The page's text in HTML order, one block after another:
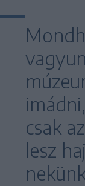
csak
lesz